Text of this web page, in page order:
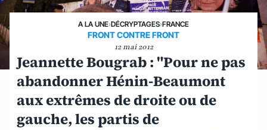
A LA UNE›DÉCRYPTAGES›FRANCE
FRONT CONTRE FRONT
12 mai 2012
Jeannette Bougrab : "Pour ne pas
abandonner Hénin-Beaumont
aux extrêmes de droite ou de
gauche, les partis de